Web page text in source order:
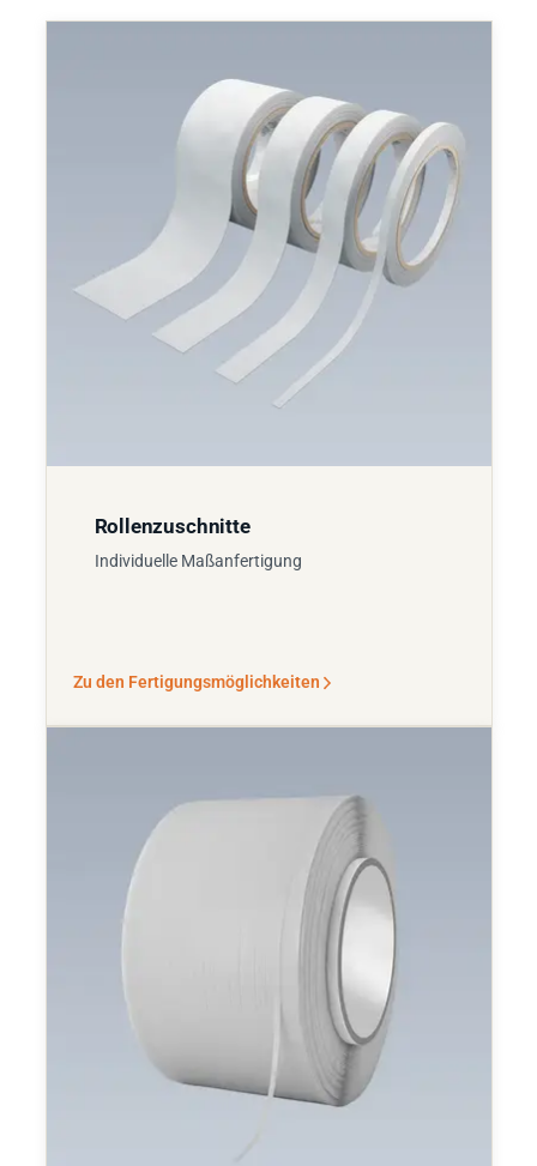
Rollenzuschnitte
Individuelle Maßanfertigung
Zu den Fertigungsmöglichkeiten